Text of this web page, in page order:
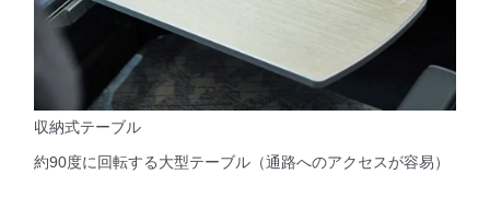
収納式テーブル
約90度に回転する大型テーブル（通路へのアクセスが容易）